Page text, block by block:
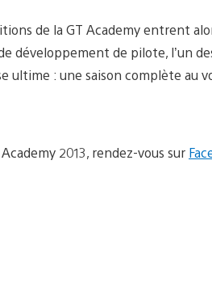
de la GT Academy entrent
développement de pilote, l’un
: une saison complète au
2013, rendez-vous sur